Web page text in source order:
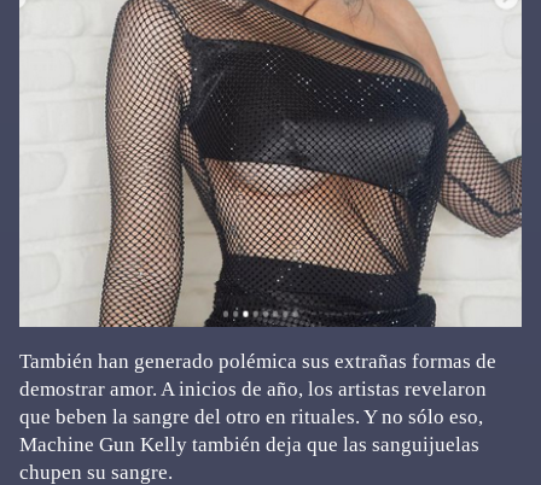
También han generado polémica sus extrañas formas de
demostrar amor. A inicios de año, los artistas revelaron
que beben la sangre del otro en rituales. Y no sólo eso,
Machine Gun Kelly también deja que las sanguijuelas
chupen su sangre.